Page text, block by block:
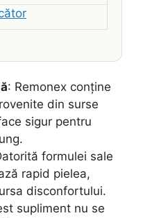
: Remonex conține
din surse
sigur pentru
formulei sale
rapid pielea,
disconfortului.
supliment nu se